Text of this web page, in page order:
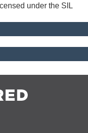
under the SIL